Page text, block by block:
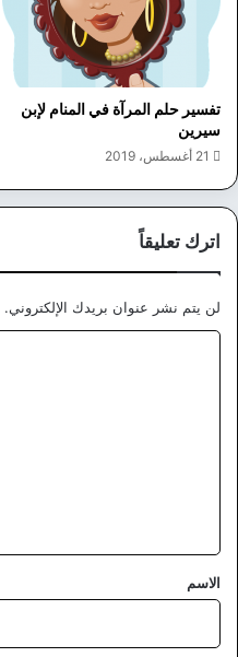
تفسير حلم المرآة في المنام لإبن
سيرين
21 أغسطس، 2019
اترك تعليقاً
لن يتم نشر عنوان بريدك الإلكتروني.
*
الاسم